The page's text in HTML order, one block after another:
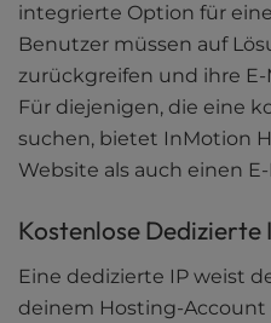
integrierte Option für
Benutzer müssen auf
zurückgreifen und ihre E-
Für diejenigen, die eine
suchen, bietet InMotion
Website als auch einen
Kostenlose Dedizierte
Eine dedizierte IP weist
deinem Hosting-Account